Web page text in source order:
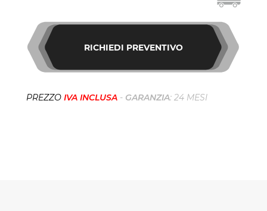
RICHIEDI PREVENTIVO
PREZZO IVA INCLUSA - GARANZIA: 24 MESI